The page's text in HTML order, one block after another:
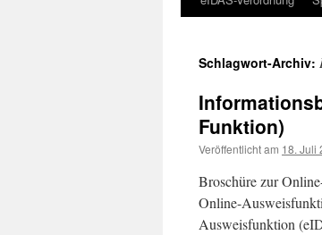
Schlagwort-Archiv:
Funktion)
Veröffentlicht am 18. Juli
Broschüre zur
Online-
Ausweisfunktion